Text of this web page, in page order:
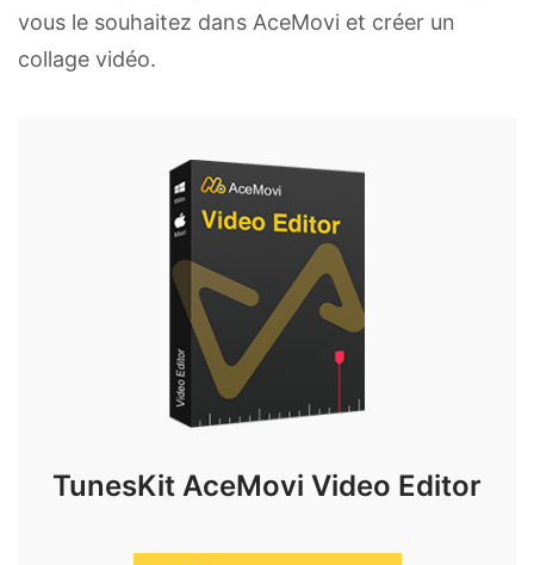
vous le souhaitez dans AceMovi et créer un
collage vidéo.
TunesKit AceMovi Video Editor